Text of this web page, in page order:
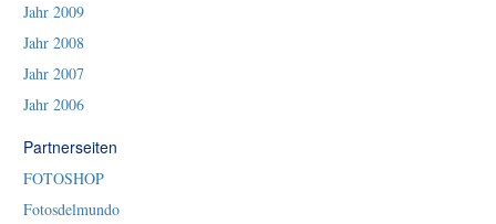
Jahr 2009
Jahr 2008
Jahr 2007
Jahr 2006
Partnerseiten
FOTOSHOP
Fotosdelmundo